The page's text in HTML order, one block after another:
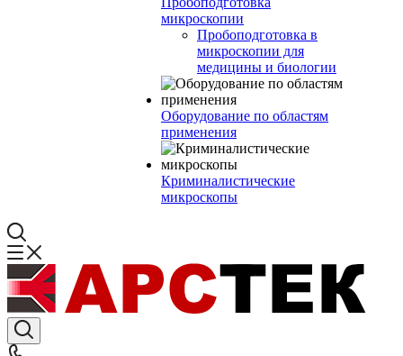
микроскопии
Пробоподготовка в
микроскопии для
медицины и биологии
Оборудование по областям
применения
Криминалистические
микроскопы